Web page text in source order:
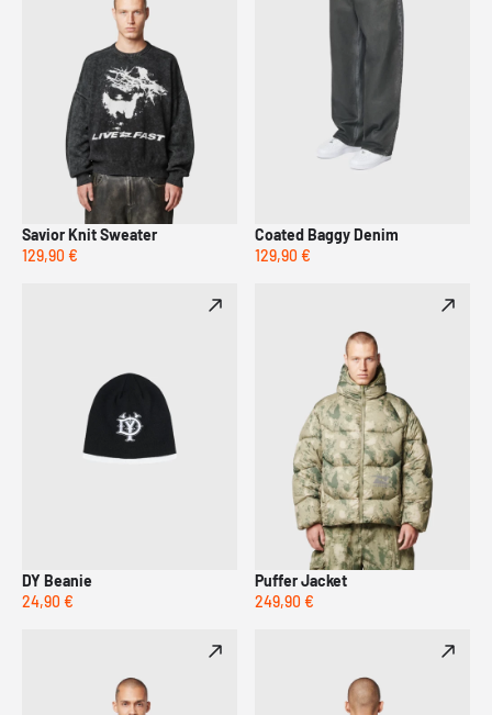
Savior Knit Sweater
129,90 €
Coated Baggy Denim
129,90 €
DY Beanie
24,90 €
Puffer Jacket
249,90 €